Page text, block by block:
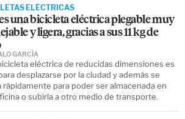
ELÉCTRICAS
una bicicleta eléctrica plegable muy
y ligera, gracias a sus 11 kg de
eléctrica de reducidas dimensiones es
desplazarse por la ciudad y además se
rápidamente para poder ser almacenada en
o subirla a otro medio de transporte.
GARCÍA